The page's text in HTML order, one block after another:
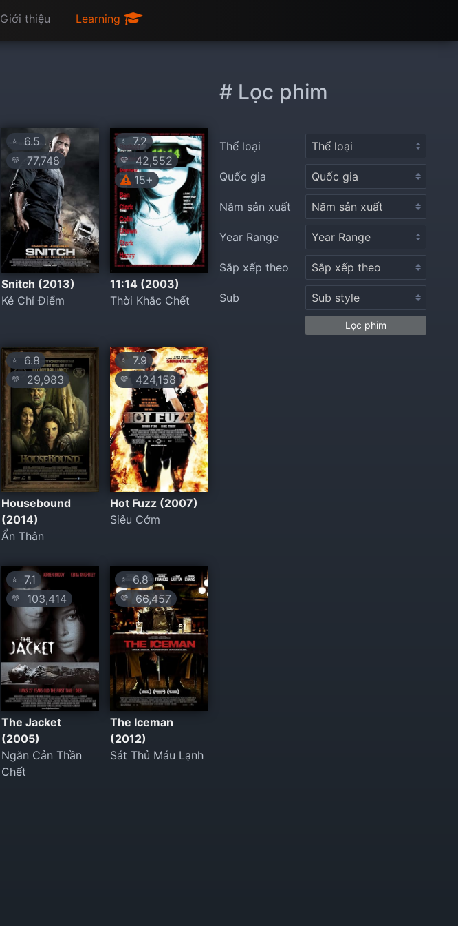
Giới thiệu Learning
⭐6.5
💛 77,748
Snitch (2013)
Kẻ Chỉ Điểm
⭐ 7.2
💛
42,552
15+
11:14 (2003)
Thời Khắc Chết
⭐6.8
💛 29,983
Housebound
(2014)
Ẩn Thân
⭐ 7.9
💛 424,158
Hot Fuzz (2007)
Siêu Cớm
⭐7.1
💛 103,414
The Jacket
(2005)
Ngăn Cản Thần
Chết
⭐6.8
💛66,457
The Iceman
(2012)
Sát Thủ Máu Lạnh
# Lọc phim
Thể loại
Quốc gia
Năm sản xuất
Year Range
Sắp xếp theo
Sub
Lọc phim